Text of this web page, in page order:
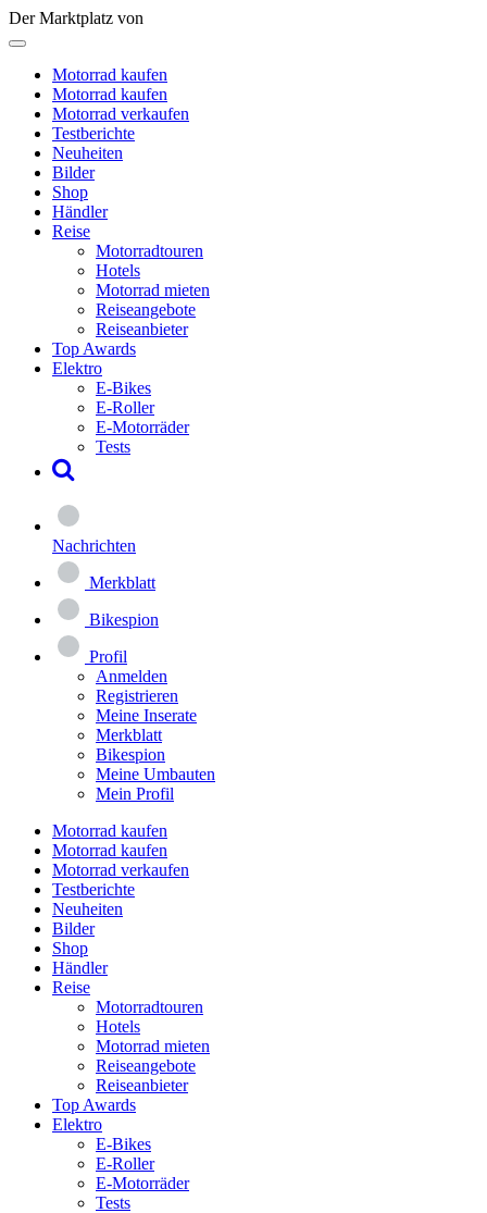
Der Marktplatz von
Motorrad kaufen
Motorrad kaufen
Motorrad verkaufen
Testberichte
Neuheiten
Bilder
Shop
Händler
Reise
Motorradtouren
Hotels
Motorrad mieten
Reiseangebote
Reiseanbieter
Top Awards
Elektro
E-Bikes
E-Roller
E-Motorräder
Tests
Nachrichten
Merkblatt
Bikespion
Profil
Anmelden
Registrieren
Meine Inserate
Merkblatt
Bikespion
Meine Umbauten
Mein Profil
Motorrad kaufen
Motorrad kaufen
Motorrad verkaufen
Testberichte
Neuheiten
Bilder
Shop
Händler
Reise
Motorradtouren
Hotels
Motorrad mieten
Reiseangebote
Reiseanbieter
Top Awards
Elektro
E-Bikes
E-Roller
E-Motorräder
Tests